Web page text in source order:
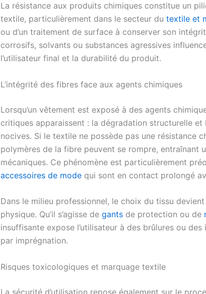
La résistance aux produits chimiques constitue un
textile, particulièrement dans le secteur du textile et
ou d’un traitement de surface à conserver son
corrosifs, solvants ou substances agressives
l’utilisateur final et la durabilité du produit.
L’intégrité des fibres face aux agents chimiques
Lorsqu’un vêtement est exposé à des agents
critiques apparaissent : la dégradation structurelle et
nocives. Si le textile ne possède pas une résistance
polymères de la fibre peuvent se rompre, entraînant
mécaniques. Ce phénomène est particulièrement
accessoires de mode qui sont en contact prolongé
Dans le milieu professionnel, le choix du tissu
physique. Qu’il s’agisse de gants de protection ou de
insuffisante expose l’utilisateur à des brûlures ou
par imprégnation.
Risques toxicologiques et marquage textile
La sécurité d’utilisation repose également sur le